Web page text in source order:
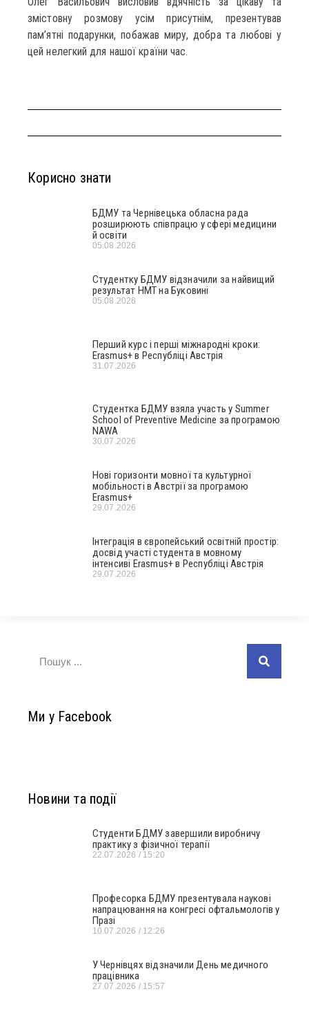
змістовну розмову усім присутнім, презентував
пам’ятні подарунки, побажав миру, добра та любові у
цей нелегкий для нашої країни час.
Корисно знати
БДМУ та Чернівецька обласна рада
розширюють співпрацю у сфері медицини
й освіти
05.08.2026
Студентку БДМУ відзначили за найвищий
результат НМТ на Буковині
05.08.2026
Перший курс і перші міжнародні кроки:
Erasmus+ в Республіці Австрія
31.07.2026
Студентка БДМУ взяла участь у Summer
School of Preventive Medicine за програмою
NAWA
30.07.2026
Нові горизонти мовної та культурної
мобільності в Австрії за програмою
Erasmus+
29.07.2026
Інтеграція в європейський освітній простір:
досвід участі студента в мовному
інтенсиві Erasmus+ в Республіці Австрія
29.07.2026
Ми у Facebook
Новини та події
Студенти БДМУ завершили виробничу
практику з фізичної терапії
22.07.2026 15:20
Професорка БДМУ презентувала наукові
напрацювання на конгресі офтальмологів у
Празі
10.07.2026 12:26
У Чернівцях відзначили День медичного
працівника
27.07.2026 15:57